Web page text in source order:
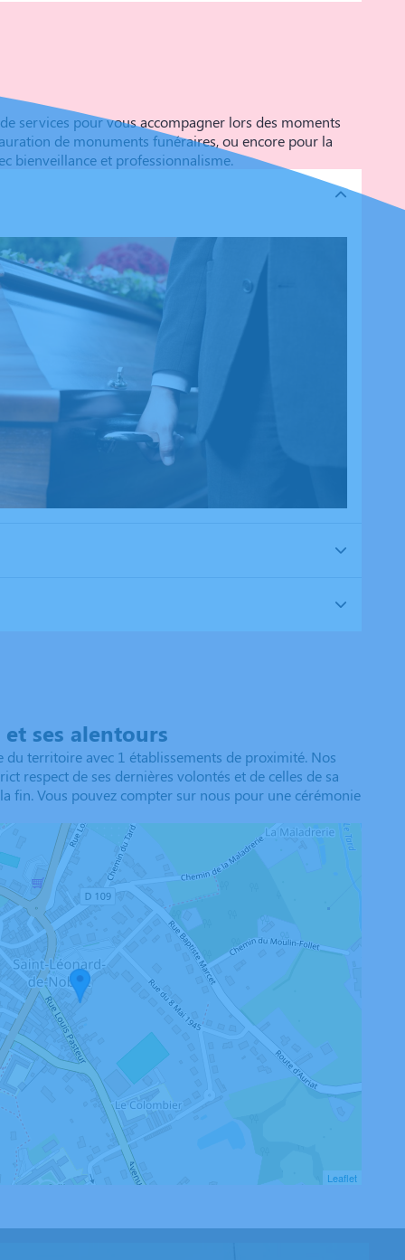
services pour vous accompagner lors des moments
de monuments funéraires, ou encore pour la
bienveillance et professionnalisme.
ses alentours
territoire avec 1 établissements de proximité. Nos
respect de ses dernières volontés et de celles de sa
fin. Vous pouvez compter sur nous pour une cérémonie
Leaflet